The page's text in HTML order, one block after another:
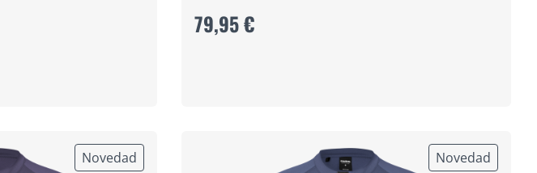
79,95 €
Novedad Novedad